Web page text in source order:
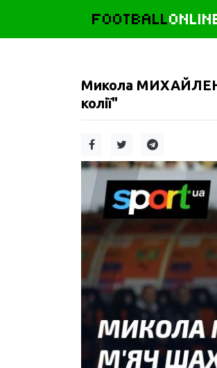
FOOTBALL
Микола
колії"